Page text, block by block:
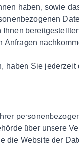
haben, sowie
haben Sie jederzeit
über unsere
die Website der